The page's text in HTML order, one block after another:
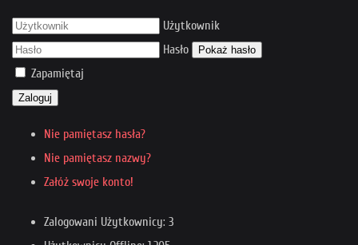
Użytkownik
Hasło
Pokaż hasło
Zapamiętaj
Zaloguj
Nie pamiętasz hasła?
Nie pamiętasz nazwy?
Załóż swoje konto!
Zalogowani Użytkownicy: 3